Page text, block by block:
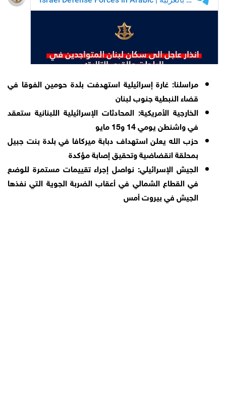
مراسلنا: غارة إسرائيلية استهدفت بلدة حومين الفوقا في
قضاء النبطية جنوب لبنان
الخارجية الأمريكية: المحادثات الإسرائيلية اللبنانية ستعقد
في واشنطن يومي 14 و15 مايو
حزب الله يعلن استهداف دبابة ميركافا في بلدة بنت جبيل
بمحلقة انقضاضية وتحقيق إصابة مؤكدة
الجيش الإسرائيلي: نواصل إجراء تقييمات مستمرة للوضع
في القطاع الشمالي في أعقاب الضربة الجوية التي نفذها
الجيش في بيروت أمس